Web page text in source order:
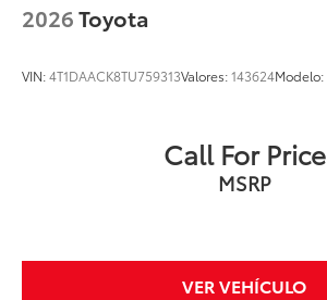
2026Toyota
VIN:4T1DAACK8TU759313Valores:143624Modelo:
Call For Price
MSRP
VER VEHÍCULO